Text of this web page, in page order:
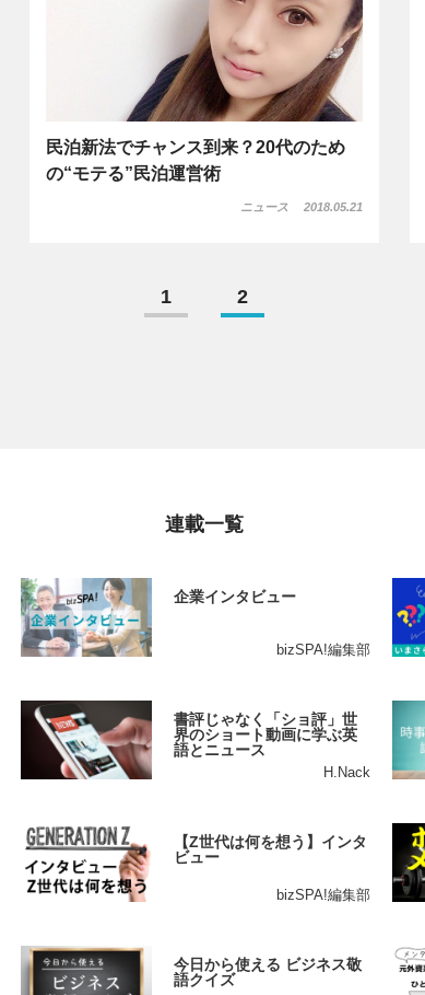
民泊新法でチャンス到来？20代のため
の“モテる”民泊運営術
ニュース 2018.05.21
1 2
連載一覧
企業インタビュー
bizSPA!編集部
書評じゃなく「ショ評」世
界のショート動画に学ぶ英
語とニュース
H.Nack
【Z世代は何を想う】インタ
ビュー
bizSPA!編集部
今日から使える ビジネス敬
語クイズ